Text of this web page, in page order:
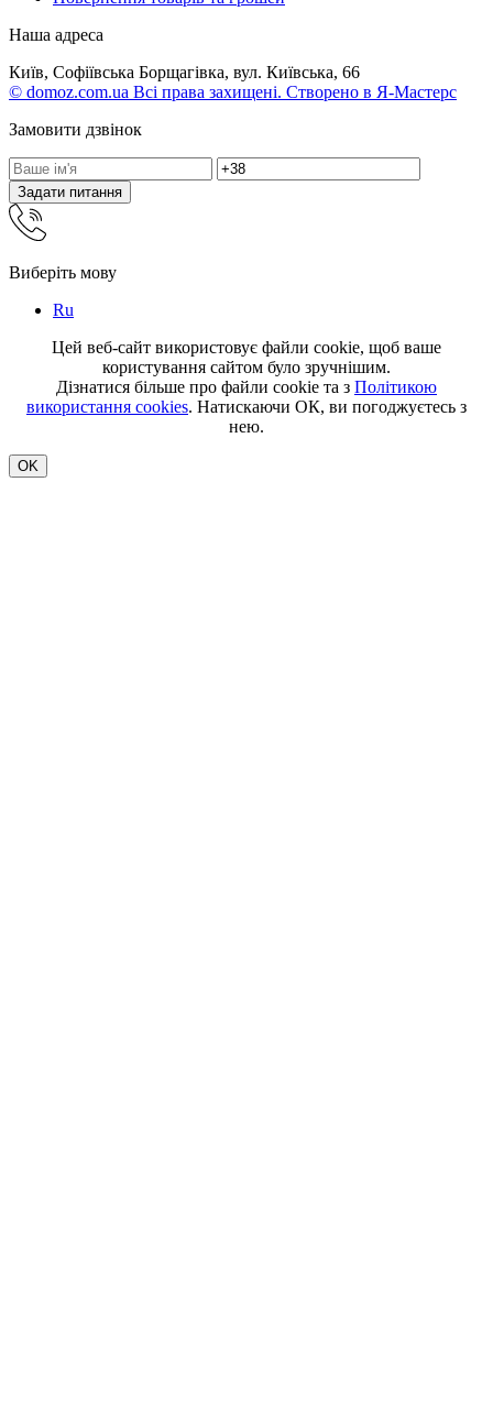
Наша адреса
Київ, Софіївська Борщагівка, вул. Київська, 66
© domoz.com.ua Всі права захищені. Створено в Я-Мастерс
Замовити дзвінок
Задати питання
Виберіть мову
Ru
Цей веб-сайт використовує файли cookie, щоб ваше
користування сайтом було зручнішим.
Дізнатися більше про файли cookie та з Політикою
використання cookies. Натискаючи ОК, ви погоджуєтесь з
нею.
OK